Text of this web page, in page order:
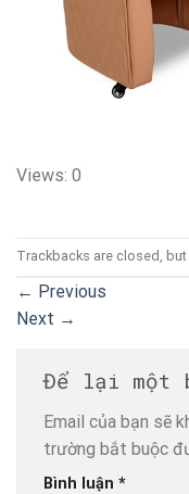
Views: 0
Trackbacks are closed, but
← Previous
Next →
Để lại một
Email của bạn sẽ
trường bắt buộc
Bình luận *